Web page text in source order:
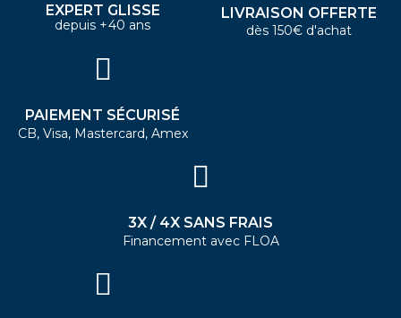
EXPERT GLISSE
depuis +40 ans
LIVRAISON OFFERTE
dès 150€ d'achat
PAIEMENT SÉCURISÉ
CB, Visa, Mastercard, Amex
3X / 4X SANS FRAIS
Financement avec FLOA